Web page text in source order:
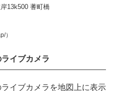
13k500 蓍町橋
）
イブカメラ
イブカメラを地図上に表示